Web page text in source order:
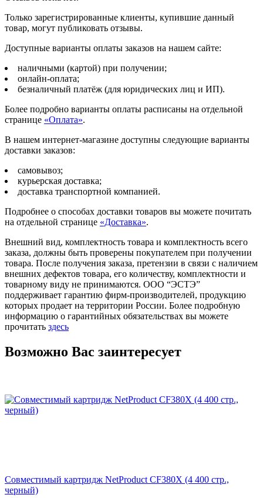
Только зарегистрированные клиенты, купившие данный
товар, могут публиковать отзывы.
Доступные варианты оплаты заказов на нашем сайте:
наличными (картой) при получении;
онлайн-оплата;
безналичный платёж (для юридических лиц и ИП).
Более подробно варианты оплаты расписаны на отдельной
странице «Оплата».
В нашем интернет-магазине доступны следующие варианты
доставки заказов:
самовывоз;
курьерская доставка;
доставка транспортной компанией.
Подробнее о способах доставки товаров вы можете почитать
на отдельной странице «Доставка».
Внешний вид, комплектность товара и комплектность всего
заказа, должны быть проверены покупателем при получении
товара. После получения заказа, претензии в связи с наличием
внешних дефектов товара, его количеству, комплектности и
товарному виду не принимаются. ООО “ЭСТЭ”
поддерживает гарантию фирм-производителей, продукцию
которых продает на территории России. Более подробную
информацию о гарантийных обязательствах вы можете
прочитать здесь
Возможно Вас заинтересует
Совместимый картридж NetProduct CF380X (4 400 стр.,
черный)